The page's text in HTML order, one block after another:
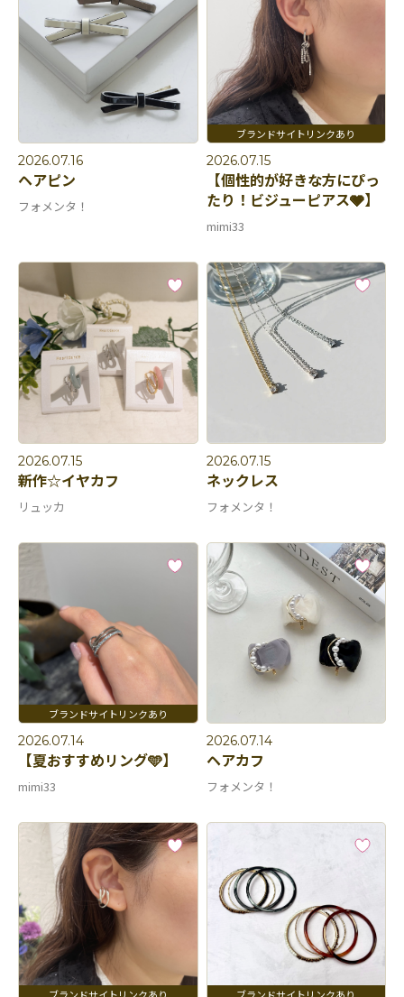
2026.07.16
ヘアピン
フォメンタ！
2026.07.15
【個性的が好きな方にぴっ
たり！ビジューピアス🩶】
mimi33
2026.07.15
新作☆イヤカフ
リュッカ
2026.07.15
ネックレス
フォメンタ！
2026.07.14
【夏おすすめリング🩵】
mimi33
2026.07.14
ヘアカフ
フォメンタ！